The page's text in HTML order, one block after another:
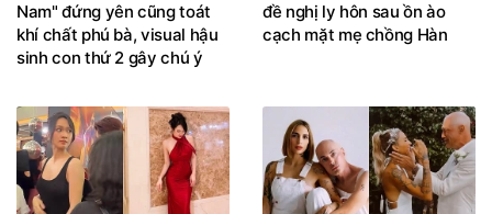
Nam" đứng yên cũng toát
khí chất phú bà, visual hậu
sinh con thứ 2 gây chú ý
đề nghị ly hôn sau ồn ào
cạch mặt mẹ chồng Hàn